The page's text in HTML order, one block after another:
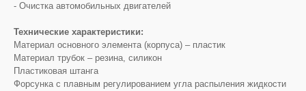
- Очистка автомобильных двигателей
Технические характеристики:
Материал основного элемента (корпуса) – пластик
Материал трубок – резина, силикон
Пластиковая штанга
Форсунка с плавным регулированием угла распыления жидкости